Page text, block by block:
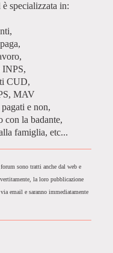
è specializzata in:
INPS,
CUD,
MAV
e non,
con la badante,
famiglia, etc...
sono tratti anche dal web e
la loro pubblicazione
email e saranno immediatamente